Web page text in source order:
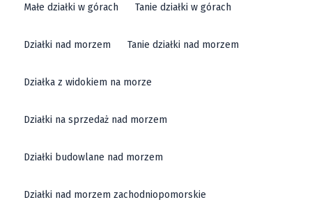
Małe działki w górach Tanie działki w górach
Działki nad morzem Tanie działki nad morzem
Działka z widokiem na morze
Działki na sprzedaż nad morzem
Działki budowlane nad morzem
Działki nad morzem zachodniopomorskie